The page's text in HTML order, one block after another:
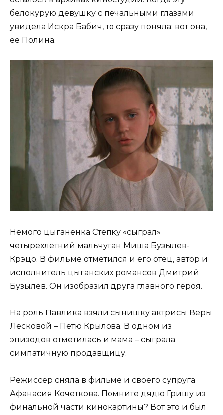
белокурую девушку с печальными глазами
увидела Искра Бабич, то сразу поняла: вот она,
ее Полина.
Немого цыганенка Степку «сыграл»
четырехлетний мальчуган Миша Бузылев-
Крэцо. В фильме отметился и его отец, автор и
исполнитель цыганских романсов Дмитрий
Бузылев. Он изобразил друга главного героя.
На роль Павлика взяли сынишку актрисы Веры
Лесковой – Петю Крылова. В одном из
эпизодов отметилась и мама – сыграла
симпатичную продавщицу.
Режиссер сняла в фильме и своего супруга
Афанасия Кочеткова. Помните дядю Гришу из
финальной части кинокартины? Вот это и был